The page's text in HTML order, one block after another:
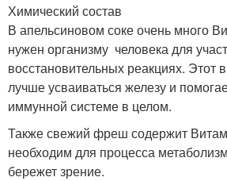
Химический состав
В апельсиновом соке очень много
нужен организму человека для
восстановительных реакциях. Этот
лучше усваиваться железу и
иммунной системе в целом.
Также свежий фреш содержит
необходим для процесса
бережет зрение.